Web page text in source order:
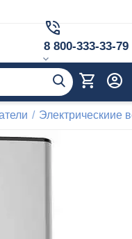
8 800-333-33-79
/ Электрическиие